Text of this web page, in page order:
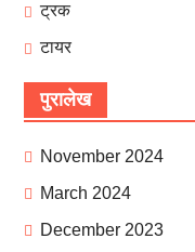
ट्रक
टायर
पुरालेख
November 2024
March 2024
December 2023